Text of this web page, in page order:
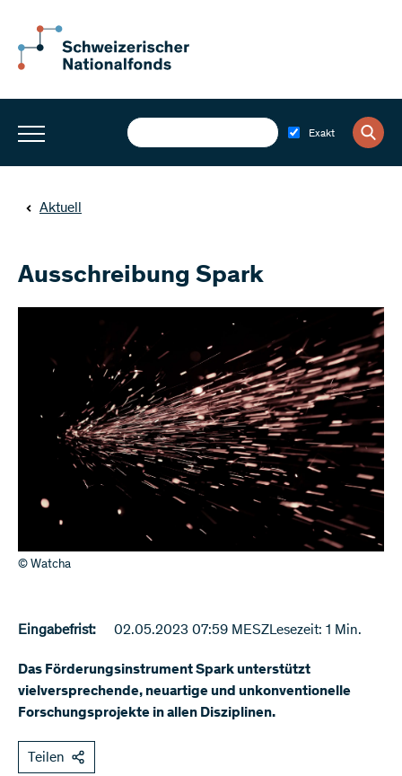
Exakt
Aktuell
Ausschreibung Spark
© Watcha
Eingabefrist: 02.05.2023 07:59 MESZLesezeit: 1 Min.
Das Förderungsinstrument Spark unterstützt
vielversprechende, neuartige und unkonventionelle
Forschungsprojekte in allen Disziplinen.
Teilen